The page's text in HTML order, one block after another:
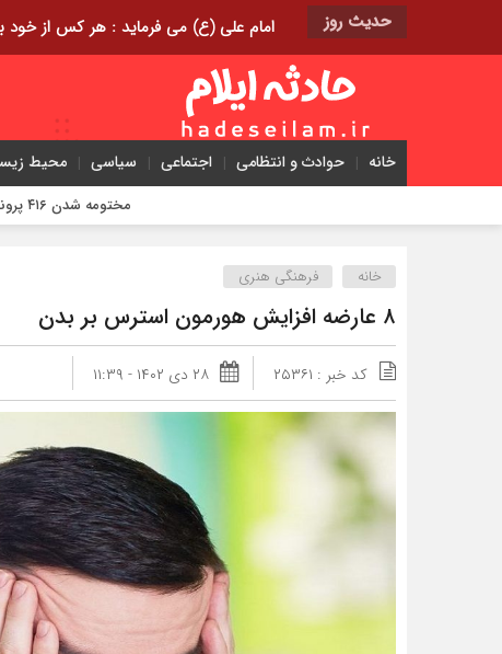
حدیث روز امام علی (ع) می فرماید : هر کس از خود بدگویی و انتقاد کند٬ خود را اصلاح کرده و هر کس
خانه حوادث و انتظامی اجتماعی سیاسی محیط
خانه فرهنگی هنری
۸ عارضه افزایش هورمون استرس بر بدن
کد خبر : ۲۵۳۶۱ ۲۸ دی ۱۴۰۲ - ۱۱:۳۹